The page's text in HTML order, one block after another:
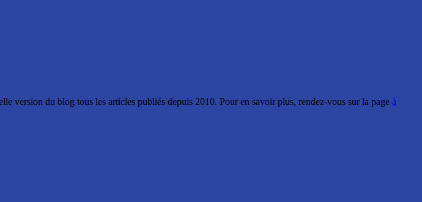
version du blog tous les articles publiés depuis 2010. Pour en savoir plus, rendez-vous sur la page à